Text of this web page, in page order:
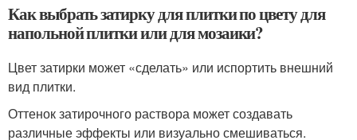
Как выбрать затирку для плитки по цвету для
напольной плитки или для мозаики?
Цвет затирки может «сделать» или испортить внешний
вид плитки.
Оттенок затирочного раствора может создавать
различные эффекты или визуально смешиваться.